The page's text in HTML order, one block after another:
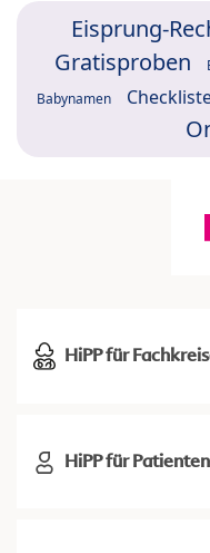
Eisprung-
Gratisproben
Babynamen
HiPP für
HiPP für Patienten